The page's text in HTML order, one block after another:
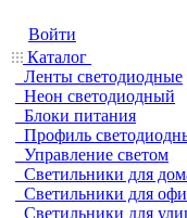
Войти
Каталог
Ленты светодиодные
Неон светодиодный
Блоки питания
Профиль
Управление светом
Светильники для
Светильники для
Светильники для